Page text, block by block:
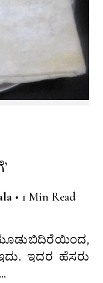
• 1 Min Read
ಇದರ ಹೆಸರು